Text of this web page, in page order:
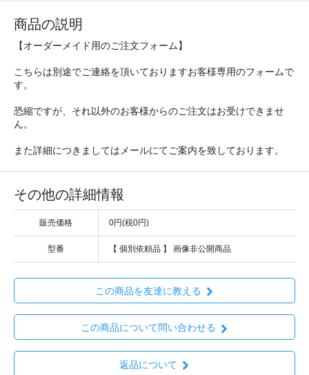
商品の説明
【オーダーメイド用のご注文フォーム】
こちらは別途でご連絡を頂いておりますお客様専用のフォームで
す。
恐縮ですが、それ以外のお客様からのご注文はお受けできませ
ん。
また詳細につきましてはメールにてご案内を致しております。
その他の詳細情報
販売価格 0円(税0円)
型番 【 個別依頼品 】 画像非公開商品
この商品を友達に教える
この商品について問い合わせる
返品について